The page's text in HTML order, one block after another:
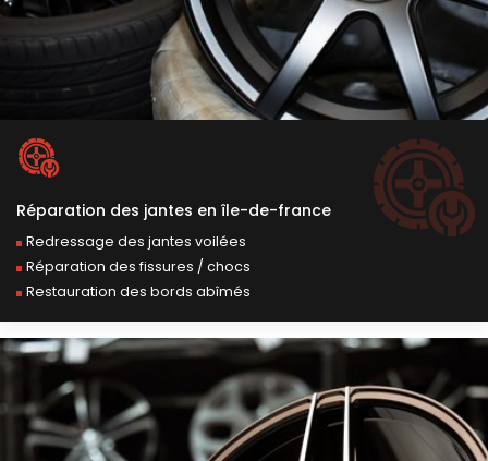
réparation des jantes en île-de-france
Redressage des jantes voilées
Réparation des fissures / chocs
Restauration des bords abîmés